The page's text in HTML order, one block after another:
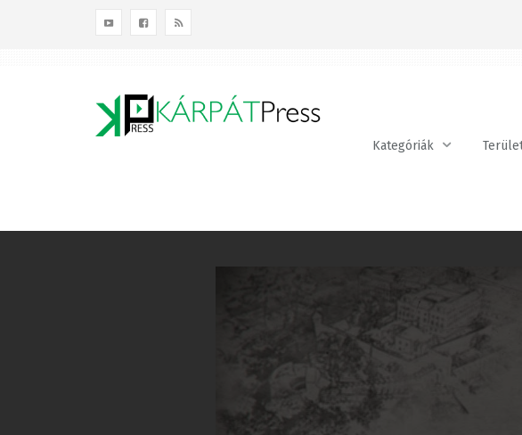
Kategóriák Terület